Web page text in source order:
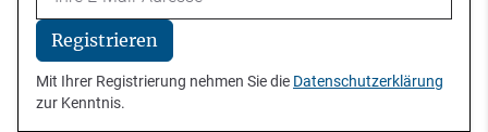
Registrieren
Mit Ihrer Registrierung nehmen Sie die Datenschutzerklärung
zur Kenntnis.